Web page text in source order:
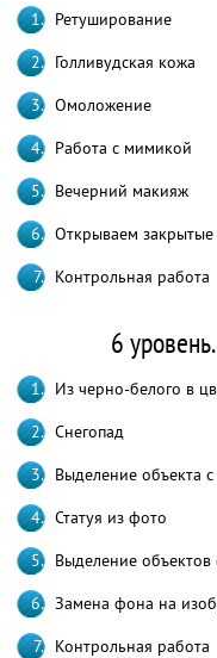
Ретуширование
Голливудская кожа
Омоложение
Работа с мимикой
Вечерний макияж
Открываем закрытые
Контрольная работа
6
Из черно-белого в
Снегопад
Выделение объекта
Статуя из фото
Выделение объектов
Замена фона на
Контрольная работа